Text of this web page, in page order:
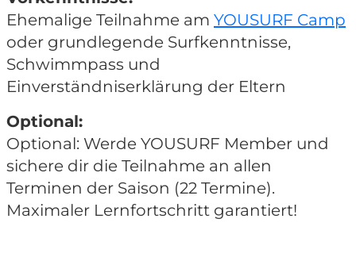
Ehemalige Teilnahme am YOUSURF Camp
oder grundlegende Surfkenntnisse,
Schwimmpass und
Einverständniserklärung der Eltern
Optional:
Optional: Werde YOUSURF Member und
sichere dir die Teilnahme an allen
Terminen der Saison (22 Termine).
Maximaler Lernfortschritt garantiert!